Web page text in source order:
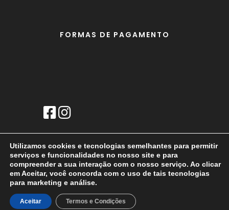
FORMAS DE PAGAMENTO
© 2026 AIROBAG BRASIL. Todos
os Direitos Reservados |
Desenvolvido porAR2 Mkt Web
Utilizamos cookies e tecnologias semelhantes para permitir
serviços e funcionalidades no nosso site e para
compreender a sua interação com o nosso serviço. Ao clicar
em Aceitar, você concorda com o uso de tais tecnologias
para marketing e análise.
Aceitar Termos e Condições